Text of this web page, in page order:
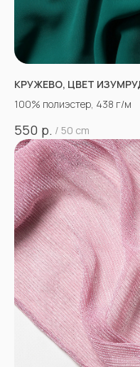
КРУЖЕВО, ЦВЕТ
100% полиэстер, 438 г/м
550 р. / 50 cm
НЕ НАШЛИ
ТКАНЬ?